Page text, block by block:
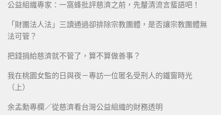
公益組織專家：一窩蜂批評慈濟之前，先釐清流言蜚語吧！
「財團法人法」三讀通過卻排除宗教團體，是否讓宗教團體無
法可管？
把錢捐給慈濟就不管了，算不算做善事？
我在桃園女監的日與夜－專訪一位匿名受刑人的鐵窗時光
（上）
余孟勳專欄／從慈濟看台灣公益組織的財務透明